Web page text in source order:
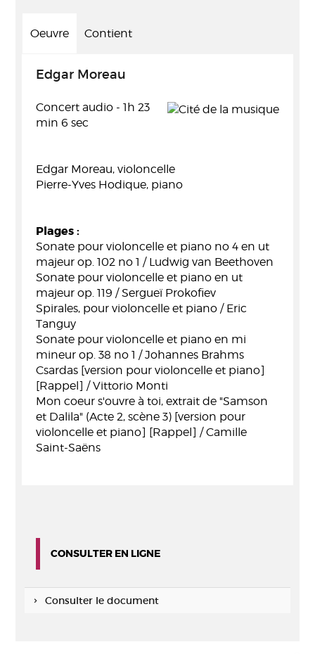
Oeuvre Contient
Edgar Moreau
Concert audio - 1h 23
min 6 sec
Edgar Moreau, violoncelle
Pierre-Yves Hodique, piano
Plages :
Sonate pour violoncelle et piano no 4 en ut
majeur op. 102 no 1 / Ludwig van Beethoven
Sonate pour violoncelle et piano en ut
majeur op. 119 / Sergueï Prokofiev
Spirales, pour violoncelle et piano / Eric
Tanguy
Sonate pour violoncelle et piano en mi
mineur op. 38 no 1 / Johannes Brahms
Csardas [version pour violoncelle et piano]
[Rappel] / Vittorio Monti
Mon coeur s'ouvre à toi, extrait de "Samson
et Dalila" (Acte 2, scène 3) [version pour
violoncelle et piano] [Rappel] / Camille
Saint-Saëns
CONSULTER EN LIGNE
Consulter le document